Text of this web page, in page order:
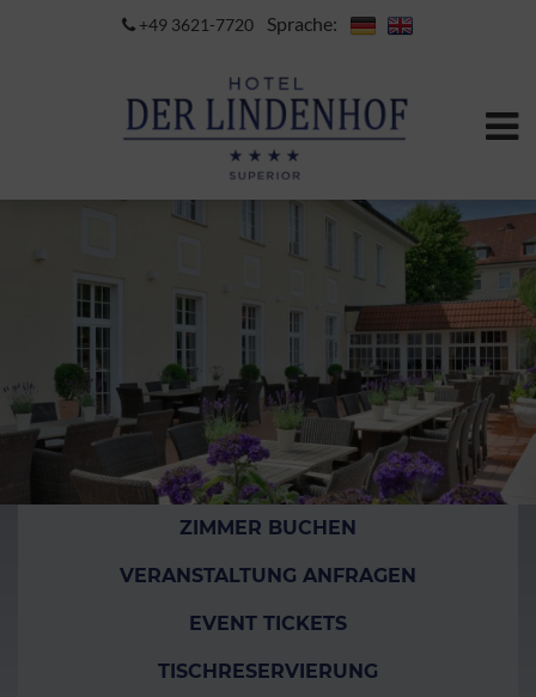
+49 3621-7720 Sprache:
ZIMMER BUCHEN
VERANSTALTUNG ANFRAGEN
EVENT TICKETS
TISCHRESERVIERUNG